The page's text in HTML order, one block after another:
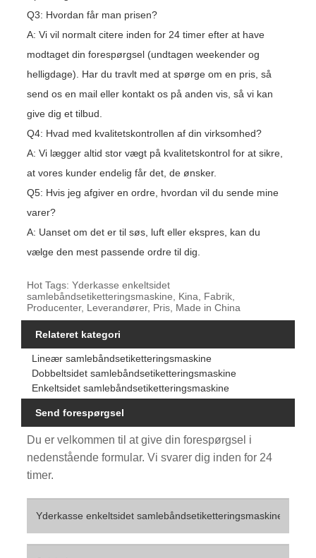
Q3: Hvordan får man prisen?
A: Vi vil normalt citere inden for 24 timer efter at have
modtaget din forespørgsel (undtagen weekender og
helligdage). Har du travlt med at spørge om en pris, så
send os en mail eller kontakt os på anden vis, så vi kan
give dig et tilbud.
Q4: Hvad med kvalitetskontrollen af ​​din virksomhed?
A: Vi lægger altid stor vægt på kvalitetskontrol for at sikre,
at vores kunder endelig får det, de ønsker.
Q5: Hvis jeg afgiver en ordre, hvordan vil du sende mine
varer?
A: Uanset om det er til søs, luft eller ekspres, kan du
vælge den mest passende ordre til dig.
Hot Tags: Yderkasse enkeltsidet
samlebåndsetiketteringsmaskine, Kina, Fabrik,
Producenter, Leverandører, Pris, Made in China
Relateret kategori
Lineær samlebåndsetiketteringsmaskine
Dobbeltsidet samlebåndsetiketteringsmaskine
Enkeltsidet samlebåndsetiketteringsmaskine
Send forespørgsel
Du er velkommen til at give din forespørgsel i
nedenstående formular. Vi svarer dig inden for 24
timer.